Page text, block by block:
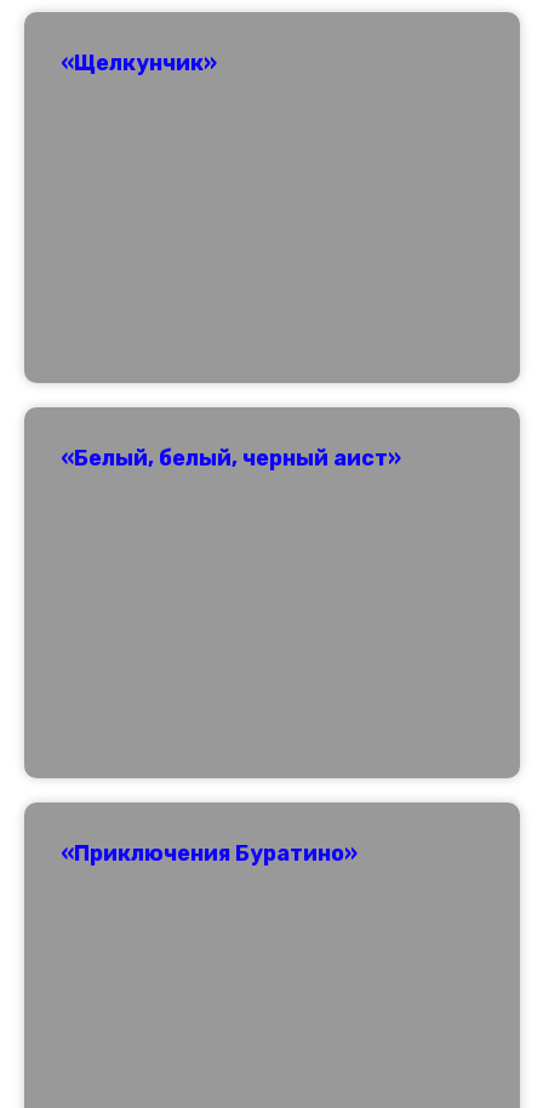
«Щелкунчик»
«Белый, белый, черный аист»
«Приключения Буратино»